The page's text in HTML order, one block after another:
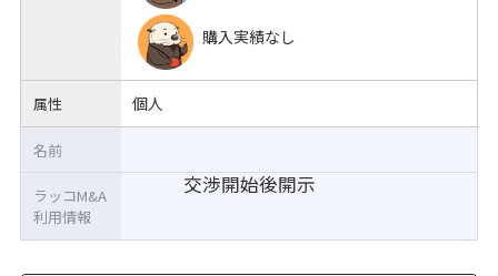
購入実績なし
属性 個人
交渉開始後開示
名前
ラッコM&A
利用情報